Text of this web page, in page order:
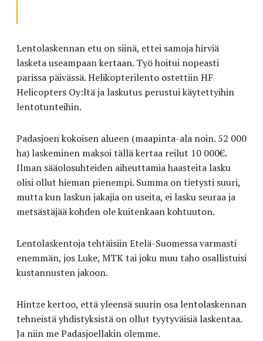
Lentolaskennan etu on siinä, ettei samoja hirviä
lasketa useampaan kertaan. Työ hoitui nopeasti
parissa päivässä. Helikopterilento ostettiin HF
Helicopters Oy:ltä ja laskutus perustui käytettyihin
lentotunteihin.
Padasjoen kokoisen alueen (maapinta-ala noin. 52 000
ha) laskeminen maksoi tällä kertaa reilut 10 000€.
Ilman sääolosuhteiden aiheuttamia haasteita lasku
olisi ollut hieman pienempi. Summa on tietysti suuri,
mutta kun laskun jakajia on useita, ei lasku seuraa ja
metsästäjää kohden ole kuitenkaan kohtuuton.
Lentolaskentoja tehtäisiin Etelä-Suomessa varmasti
enemmän, jos Luke, MTK tai joku muu taho osallistuisi
kustannusten jakoon.
Hintze kertoo, että yleensä suurin osa lentolaskennan
tehneistä yhdistyksistä on ollut tyytyväisiä laskentaa.
Ja niin me Padasjoellakin olemme.